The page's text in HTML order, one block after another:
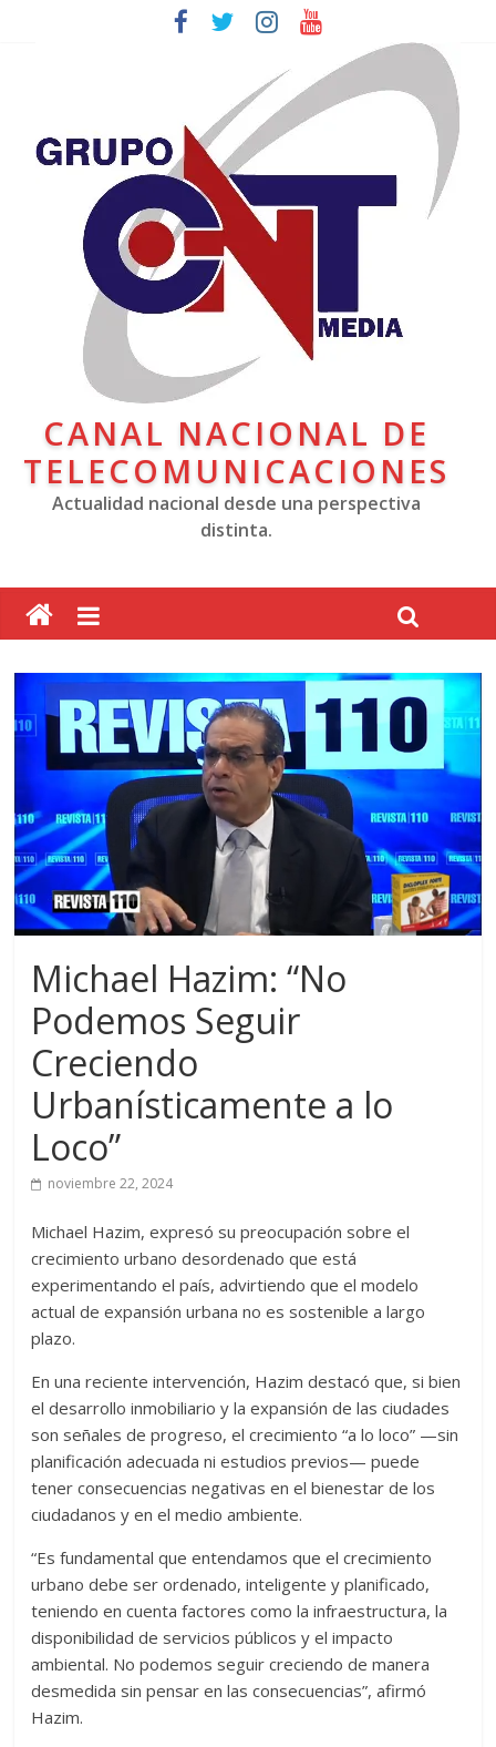
CANAL NACIONAL DE
TELECOMUNICACIONES
Actualidad nacional desde una perspectiva
distinta.
Michael Hazim: “No
Podemos Seguir
Creciendo
Urbanísticamente a lo
Loco”
noviembre 22, 2024
Michael Hazim, expresó su preocupación sobre el
crecimiento urbano desordenado que está
experimentando el país, advirtiendo que el modelo
actual de expansión urbana no es sostenible a largo
plazo.
En una reciente intervención, Hazim destacó que, si bien
el desarrollo inmobiliario y la expansión de las ciudades
son señales de progreso, el crecimiento “a lo loco” —sin
planificación adecuada ni estudios previos— puede
tener consecuencias negativas en el bienestar de los
ciudadanos y en el medio ambiente.
“Es fundamental que entendamos que el crecimiento
urbano debe ser ordenado, inteligente y planificado,
teniendo en cuenta factores como la infraestructura, la
disponibilidad de servicios públicos y el impacto
ambiental. No podemos seguir creciendo de manera
desmedida sin pensar en las consecuencias”, afirmó
Hazim.